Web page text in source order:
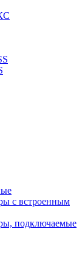
с встроенным
подключаемые